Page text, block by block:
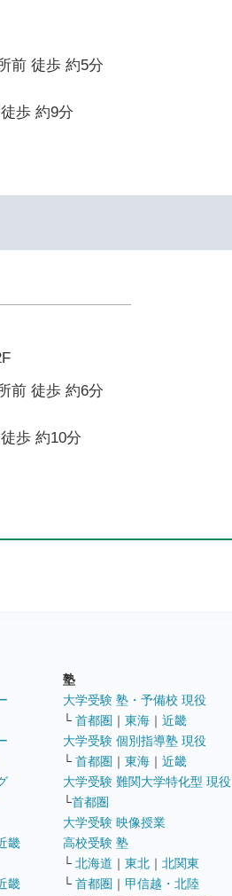
前 徒歩 約5分
歩 約9分
前 徒歩 約6分
歩 約10分
畿
畿
塾
大学受験 塾・予備校 現役
└ 首都圏 ｜ 東海 ｜ 近畿
大学受験 個別指導塾 現役
└ 首都圏 ｜ 東海 ｜ 近畿
大学受験 難関大学特化型 現役
└首都圏
大学受験 映像授業
高校受験 塾
└ 北海道 ｜ 東北 ｜ 北関東
└ 首都圏 ｜ 甲信越・北陸